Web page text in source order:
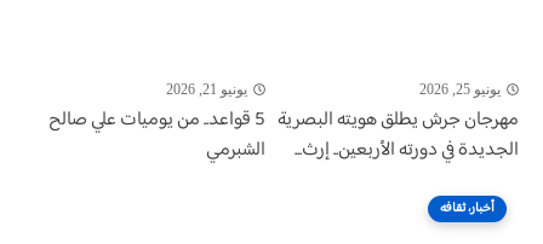
يونيو 25, 2026
مهرجان جرش يطلق هويته البصرية
الجديدة في دورته الأربعين.. إرث...
يونيو 21, 2026
5 قواعد.. من يوميات علي صالح
الشبرمي
أخبار، ثقافه